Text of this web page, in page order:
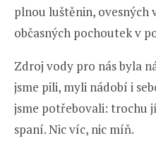
plnou luštěnin, ovesných
občasných pochoutek v
Zdroj vody pro nás byla
jsme pili, myli nádobí i
jsme potřebovali: trochu
spaní. Nic víc, nic míň.